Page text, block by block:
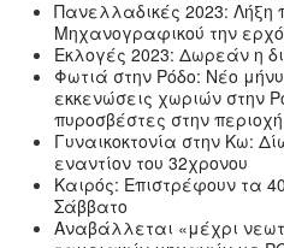
Πανελλαδικές 2023: Λήξη
Μηχανογραφικού την
Εκλογές 2023: Δωρεάν η
Φωτιά στην Ρόδο: Νέο
εκκενώσεις χωριών στην
πυροσβέστες στην
Γυναικοκτονία στην Κω:
εναντίον του 32χρονου
Καιρός: Επιστρέφουν τα
Σάββατο
Αναβάλλεται «μέχρι